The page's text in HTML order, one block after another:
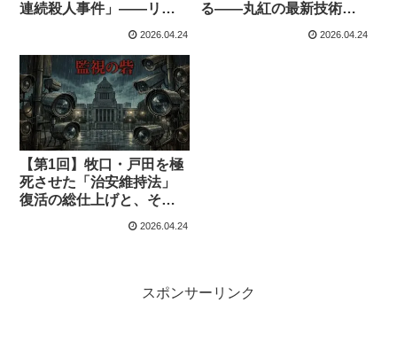
連続殺人事件」――リベ
2026.04.24
る――丸紅の最新技術が
2026.04.24
【第1回】牧口・戸田を極
死させた「治安維持法」
復活の総仕上げと、それ
2026.04.24
スポンサーリンク